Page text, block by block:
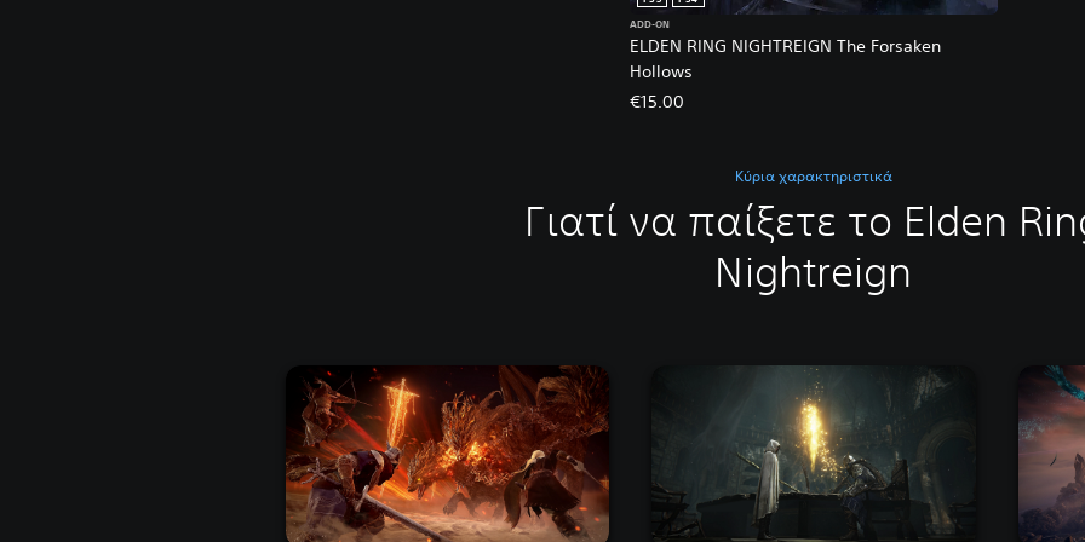
ELDEN RING NIGHTREIGN The Forsaken
Hollows
ADD-ON
€15.00
Κύρια χαρακτηριστικά
Γιατί να παίξετε το Elden
Nightreign